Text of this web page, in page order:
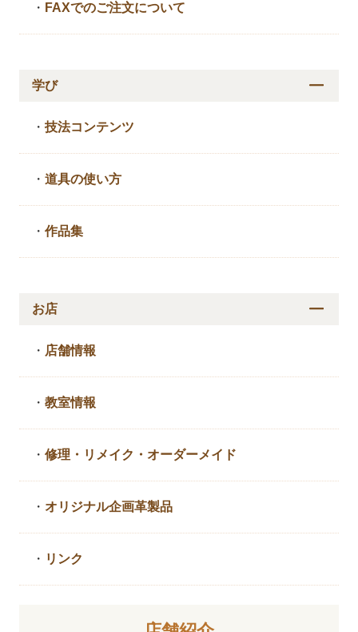
・ FAXでのご注文について
学び
・技法コンテンツ
・道具の使い方
・作品集
お店
・ 店舗情報
・教室情報
・修理・リメイク・ オーダーメイド
・ オリジナル企画革製品
・ リンク